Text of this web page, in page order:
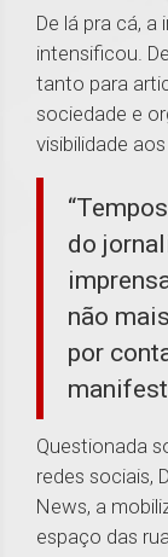
De lá pra cá,
intensificou.
tanto para
sociedade e
visibilidade
do
não
por
Questionada
redes sociais,
News, a
espaço das